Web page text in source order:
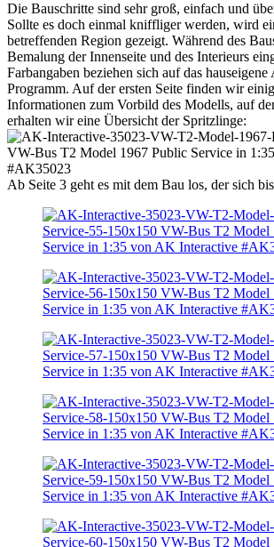
Die Bauschritte sind sehr groß, einfach und
Sollte es doch einmal kniffliger werden, wird
betreffenden Region gezeigt. Während des
Bemalung der Innenseite und des Interieurs
Farbangaben beziehen sich auf das
Programm. Auf der ersten Seite finden wir
Informationen zum Vorbild des Modells, auf
erhalten wir eine Übersicht der Spritzlinge:
Ab Seite 3 geht es mit dem Bau los, der sich